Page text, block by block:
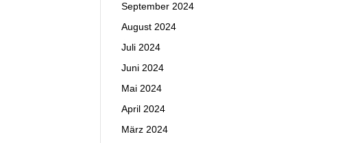
September 2024
August 2024
Juli 2024
Juni 2024
Mai 2024
April 2024
März 2024